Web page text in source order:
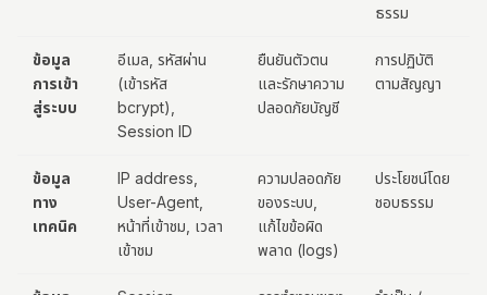
ธรรม
ข้อมูล
การเข้า
สู่ระบบ
อีเมล, รหัสผ่าน
(เข้ารหัส
bcrypt),
Session ID
ยืนยันตัวตน
และรักษาความ
ปลอดภัยบัญชี
การปฏิบัติ
ตามสัญญา
ข้อมูล
ทาง
เทคนิค
IP address,
User-Agent,
หน้าที่เข้าชม, เวลา
เข้าชม
ความปลอดภัย
ของระบบ,
แก้ไขข้อผิด
พลาด (logs)
ประโยชน์โดย
ชอบธรรม